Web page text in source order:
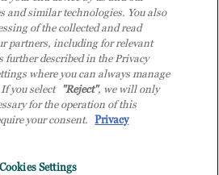
Sede legale: via Luigi Russolo 9, 20138 Milano
delle Imprese di Milano e Codice Fiscale:
- Eur 12.569.000,00 i.v - TD SYNNEX e TD
soggetta all’attività di direzione e coordinamento
and similar technologies. You also
of the collected and read
partners, including for relevant
further described in the Privacy
where you can always manage
you select "Reject", we will only
for the operation of this
your consent. Privacy
Cookies Settings